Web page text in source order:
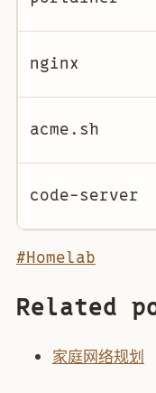
nginx
acme.sh
code-server
#Homelab
Related
家庭网络规划